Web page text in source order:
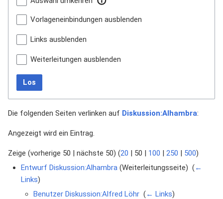
Vorlageneinbindungen ausblenden
Links ausblenden
Weiterleitungen ausblenden
Los
Die folgenden Seiten verlinken auf Diskussion:Alhambra:
Angezeigt wird ein Eintrag.
Zeige (vorherige 50 nächste 50) (20 50 100 250 500)
Entwurf Diskussion:Alhambra(Weiterleitungsseite) ‎ (←
Links)
Benutzer Diskussion:Alfred Löhr ‎(← Links)